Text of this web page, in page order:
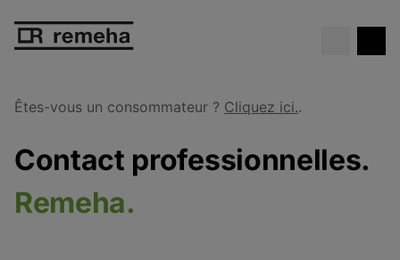
Chaudière gratuite
pas cette offre exceptionnelle !
Voir l’offre
Êtes-vous un consommateur ? Cliquez ici..
Contact professionnelles.
Remeha.